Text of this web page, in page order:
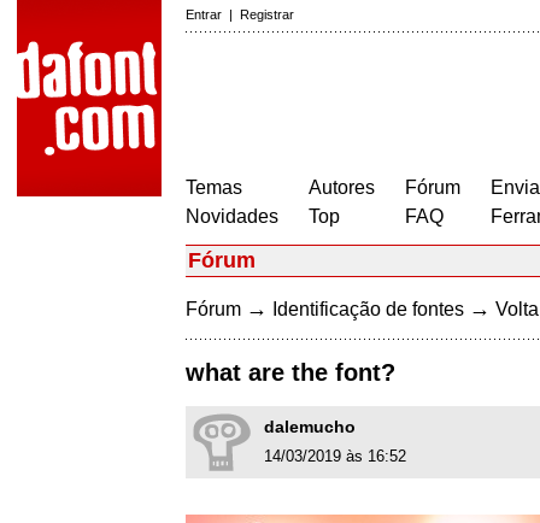
Entrar | Registrar
Temas
Novidades
Autores
Top
Fórum
FAQ
Fórum
Fórum → Identificação de fontes →
what are the font?
dalemucho
14/03/2019 às 16:52